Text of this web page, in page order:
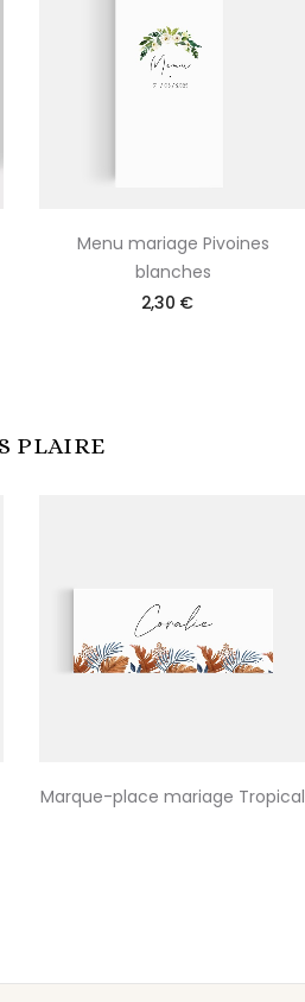
Menu mariage Pivoines
blanches
2,30 €
PLAIRE
Marque-place mariage Tropical